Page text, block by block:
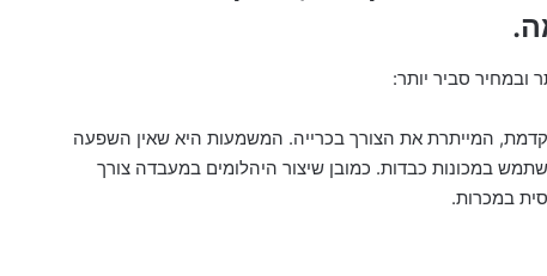
ובמחיר סביר יותר:
המייתרת את הצורך בכרייה. המשמעות היא שאין השפעה
במכונות כבדות. כמובן שיצור היהלומים במעבדה צורך
במכרות.